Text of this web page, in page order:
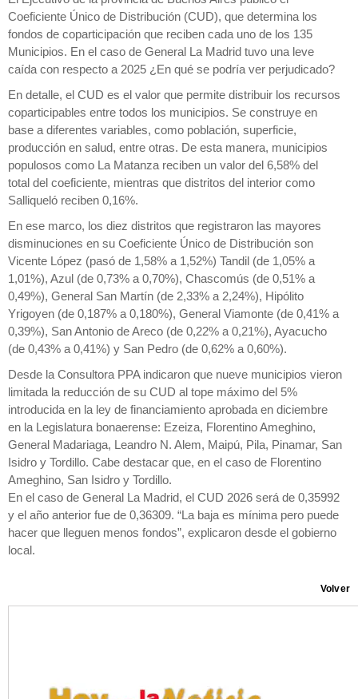
Coeficiente Único de Distribución (CUD), que determina los
fondos de coparticipación que reciben cada uno de los 135
Municipios. En el caso de General La Madrid tuvo una leve
caída con respecto a 2025 ¿En qué se podría ver perjudicado?
En detalle, el CUD es el valor que permite distribuir los recursos
coparticipables entre todos los municipios. Se construye en
base a diferentes variables, como población, superficie,
producción en salud, entre otras. De esta manera, municipios
populosos como La Matanza reciben un valor del 6,58% del
total del coeficiente, mientras que distritos del interior como
Salliqueló reciben 0,16%.
En ese marco, los diez distritos que registraron las mayores
disminuciones en su Coeficiente Único de Distribución son
Vicente López (pasó de 1,58% a 1,52%) Tandil (de 1,05% a
1,01%), Azul (de 0,73% a 0,70%), Chascomús (de 0,51% a
0,49%), General San Martín (de 2,33% a 2,24%), Hipólito
Yrigoyen (de 0,187% a 0,180%), General Viamonte (de 0,41% a
0,39%), San Antonio de Areco (de 0,22% a 0,21%), Ayacucho
(de 0,43% a 0,41%) y San Pedro (de 0,62% a 0,60%).
Desde la Consultora PPA indicaron que nueve municipios vieron
limitada la reducción de su CUD al tope máximo del 5%
introducida en la ley de financiamiento aprobada en diciembre
en la Legislatura bonaerense: Ezeiza, Florentino Ameghino,
General Madariaga, Leandro N. Alem, Maipú, Pila, Pinamar, San
Isidro y Tordillo. Cabe destacar que, en el caso de Florentino
Ameghino, San Isidro y Tordillo.
En el caso de General La Madrid, el CUD 2026 será de 0,35992
y el año anterior fue de 0,36309. “La baja es mínima pero puede
hacer que lleguen menos fondos”, explicaron desde el gobierno
local.
Volver